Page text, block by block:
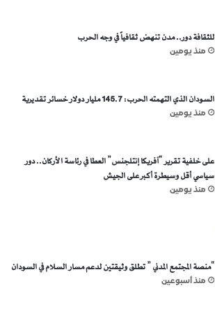
للثقافة دور.. مدن تنهض ثقافياً في وجه الحرب
منذ يومين
السودان الذي التهمته الحرب: 145.7 مليار دولار خسائر تقديرية
منذ يومين
على خلفية تقرير “آفريكا إنتلجنس” العطا في رئاسة الأركان.. دور
سياسي أقل وسيطرة أكبر على الجيش
منذ يومين
“منصة المجتمع المدني ” تطلق وثيقتين لدعم مسار السلام في السودان
منذ أسبوعين